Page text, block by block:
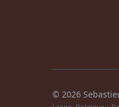
© 2026